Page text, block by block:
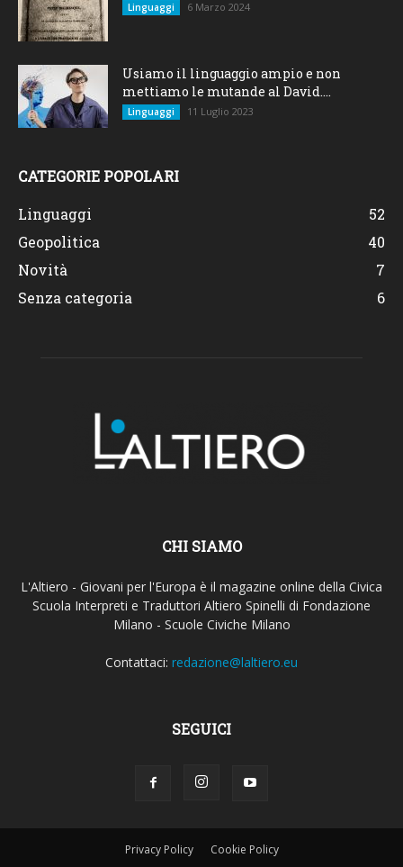
Linguaggi 6 Marzo 2024
Usiamo il linguaggio ampio e non
mettiamo le mutande al David....
Linguaggi 11 Luglio 2023
CATEGORIE POPOLARI
Linguaggi
52
Geopolitica
40
Novità
7
Senza categoria
6
CHI SIAMO
L'Altiero - Giovani per l'Europa è il magazine online della Civica
Scuola Interpreti e Traduttori Altiero Spinelli di Fondazione
Milano - Scuole Civiche Milano
Contattaci: redazione@laltiero.eu
SEGUICI
Privacy Policy Cookie Policy